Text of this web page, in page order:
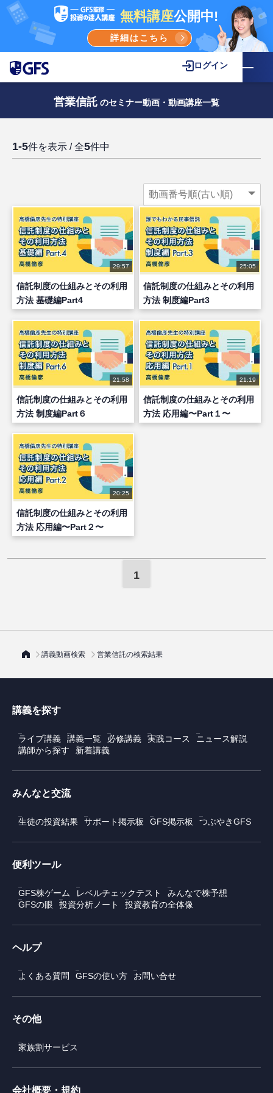
無料講座公開中!
詳細はこちら
ログイン
営業信託 のセミナー動画・動画講座一覧
1-5件を表示 / 全5件中
29:57
信託制度の仕組みとその利用
方法 基礎編Part4
25:05
信託制度の仕組みとその利用
方法 制度編Part3
21:58
信託制度の仕組みとその利用
方法 制度編Part６
21:19
信託制度の仕組みとその利用
方法 応用編〜Part１〜
20:25
信託制度の仕組みとその利用
方法 応用編〜Part２〜
1
講義動画検索 営業信託の検索結果
講義を探す
ライブ講義 講義一覧 必修講義 実践コース
ニュース解説
講師から探す
新着講義
みんなと交流
生徒の投資結果 サポート掲示板 GFS掲示板 つぶやきGFS
便利ツール
GFS株ゲーム レベルチェックテスト
みんなで株予想
GFSの眼
投資分析ノート 投資教育の全体像
ヘルプ
よくある質問 GFSの使い方 お問い合せ
その他
家族割サービス
会社概要・規約